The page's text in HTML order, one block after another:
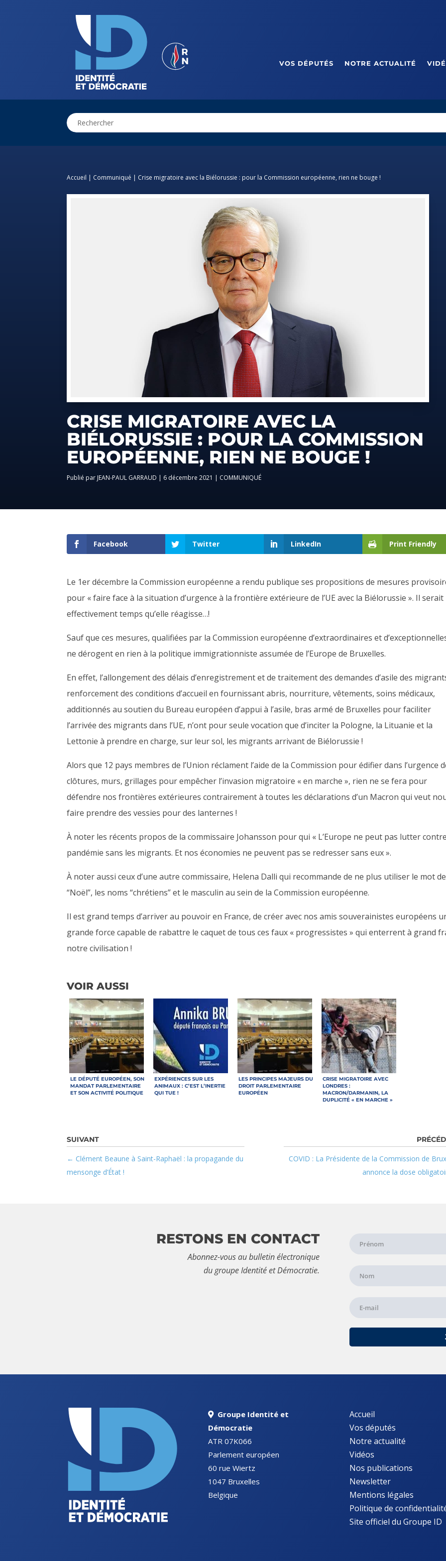
VOS DÉPUTÉS NOTRE ACTUALITÉ
Accueil | Communiqué | Crise migratoire avec la Biélorussie : pour la Commission européenne, rien ne bouge !
CRISE MIGRATOIRE AVEC LA
BIÉLORUSSIE : POUR LA COMMISSION
EUROPÉENNE, RIEN NE BOUGE !
par JEAN-PAUL GARRAUD | 6 décembre 2021 | COMMUNIQUÉ
Facebook Twitter LinkedIn Print Friendly
Le 1erdécembre la Commission européenne a rendu publique ses propositions de mesures
pour « faire face à la situation d’urgence à la frontière extérieure de l’UE avec la Biélorussie ». Il serait
effectivement temps qu’elle réagisse…!
Sauf que ces mesures, qualifiées par laCommission européenne d’extraordinaires et
ne dérogent en rien à la politique immigrationniste assumée de l’Europe de Bruxelles.
En effet, l’allongement des délais d’enregistrement et de traitement des demandes d’asile des
renforcement des conditions d’accueil en fournissant abris, nourriture, vêtements, soins médicaux,
additionnés au soutien du Bureau européen d’appui à l’asile, bras armé de Bruxelles pour faciliter
l’arrivée des migrants dans l’UE, n’ont pour seule vocation que d’inciter la Pologne, la Lituanie et la
Lettonie à prendre en charge, sur leur sol, les migrants arrivant de Biélorussie !
Alors que 12 pays membres de l’Union réclament l’aide de la Commission pour édifier dans l’urgence
clôtures, murs, grillages pour empêcher l’invasion migratoire « en marche », rien ne se fera pour
défendre nos frontières extérieures contrairement à toutes les déclarations d’un Macron qui veut
faire prendre des vessies pour des lanternes !
À noter les récents propos de lacommissaire Johansson pour qui « L’Europe ne peut pas lutter
pandémie sans les migrants. Et nos économies ne peuvent pas se redresser sanseux».
À noter aussi ceux d’une autre commissaire, Helena Dalli qui recommande de ne plus utiliser le mot de
“Noël”, les noms “chrétiens” et le masculin au sein de la Commission européenne.
Il est grand temps d’arriver au pouvoir en France, de créer avec nos amis souverainistes européens
grande force capable de rabattre le caquet de tous ces faux « progressistes » qui enterrent à grand
notre civilisation !
VOIR AUSSI
LE DÉPUTÉ EUROPÉEN, SON
MANDAT PARLEMENTAIRE
ET SON ACTIVITÉ POLITIQUE
EXPÉRIENCES SUR LES
ANIMAUX : C’EST L’INERTIE
QUI TUE !
LES PRINCIPES MAJEURS DU
DROIT PARLEMENTAIRE
EUROPÉEN
CRISE MIGRATOIRE AVEC
LONDRES :
MACRON/DARMANIN, LA
DUPLICITÉ « EN MARCHE »
COVID : La Présidente de la Commission de
annonce la dose
Clément Beaune à Saint-Raphaël : la propagande du
mensonge d’État !
RESTONS EN CONTACT
Abonnez-vous au bulletin électronique
du groupe Identité et Démocratie.
Groupe Identité et
Démocratie
ATR 07K066
Parlement européen
60 rue Wiertz
1047 Bruxelles
Belgique
Accueil
Vos députés
Notre actualité
Vidéos
Nos publications
Newsletter
Mentions légales
Politique de
Site officiel du Groupe ID